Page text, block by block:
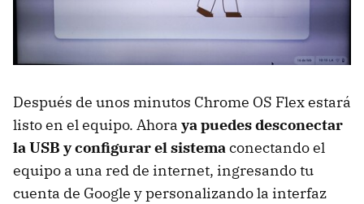
Después de unos minutos Chrome OS Flex estará
listo en el equipo. Ahora ya puedes desconectar
la USB yconfigurar el sistemaconectando el
equipo a una red de internet, ingresando tu
cuenta de Google y personalizando la interfaz